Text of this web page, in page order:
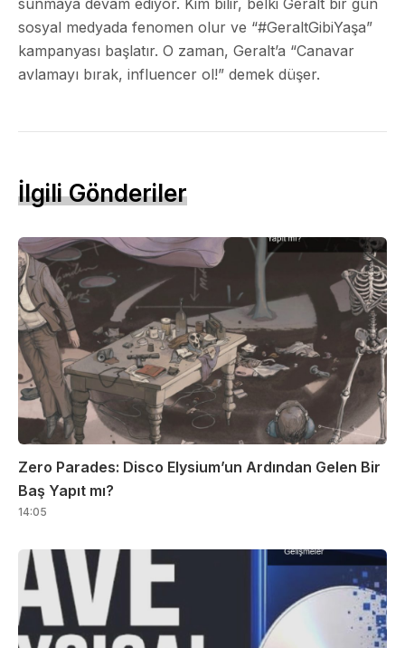
sosyal medyada fenomen olur ve “#GeraltGibiYaşa”
kampanyası başlatır. O zaman, Geralt’a “Canavar
avlamayı bırak, influencer ol!” demek düşer.
İlgili Gönderiler
Zero Parades: Disco Elysium’un Ardından Gelen Bir
Baş Yapıt mı?
14:05